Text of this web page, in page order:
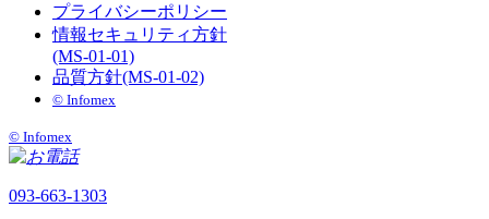
プライバシーポリシー
情報セキュリティ方針
(MS-01-01)
品質方針(MS-01-02)
©︎ Infomex
©︎ Infomex
093-663-1303